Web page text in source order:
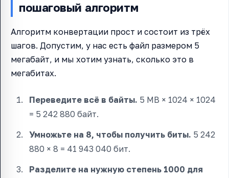
пошаговый алгоритм
Алгоритм конвертации прост и состоит из трёх
шагов. Допустим, у нас есть файл размером 5
мегабайт, и мы хотим узнать, сколько это в
мегабитах.
Переведите всё в байты. 5 MB × 1024 × 1024
= 5 242 880 байт.
Умножьте на 8, чтобы получить биты. 5 242
880 × 8 = 41 943 040 бит.
Разделите на нужную степень 1000 для